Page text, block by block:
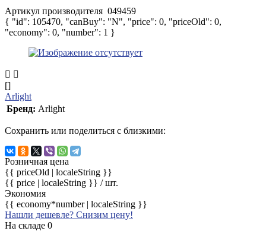
Артикул производителя 049459
{ "id": 105470, "canBuy": "N", "price": 0, "priceOld": 0,
"economy": 0, "number": 1 }
[]
Arlight
Бренд: Arlight
Сохранить или поделиться с близкими:
Розничная цена
{{ priceOld | localeString }}
{{ price | localeString }} / шт.
Экономия
{{ economy*number | localeString }}
Нашли дешевле? Снизим цену!
На складе 0